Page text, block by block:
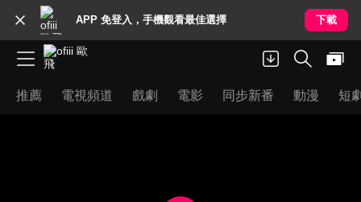
APP 免登入，手機觀看最佳選擇 下載
推薦 電視頻道 戲劇 電影 同步新番 動漫 短